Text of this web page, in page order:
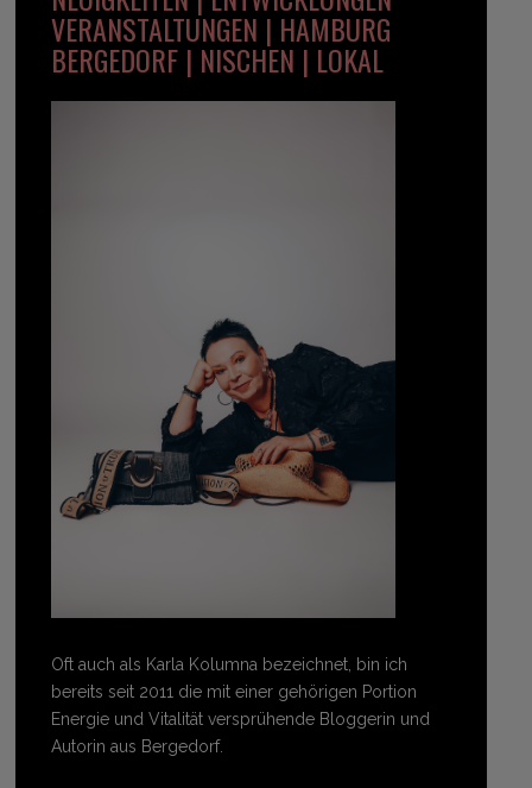
VERANSTALTUNGEN | HAMBURG
BERGEDORF | NISCHEN | LOKAL
Oft auch als Karla Kolumna bezeichnet, bin ich
bereits seit 2011 die mit einer gehörigen Portion
Energie und Vitalität versprühende Bloggerin und
Autorin aus Bergedorf.